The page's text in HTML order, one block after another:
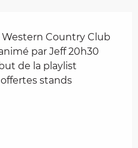
Country Club
par Jeff 20h30
de la playlist
stands